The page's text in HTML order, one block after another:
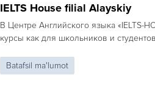
IELTS House filial Alayskiy
В Центре Английского языка «IELTS-
курсы как для школьников и
Batafsil ma'lumot